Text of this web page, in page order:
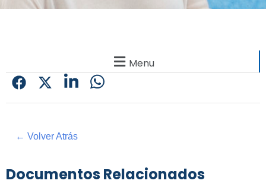
Menu
← Volver Atrás
Documentos Relacionados